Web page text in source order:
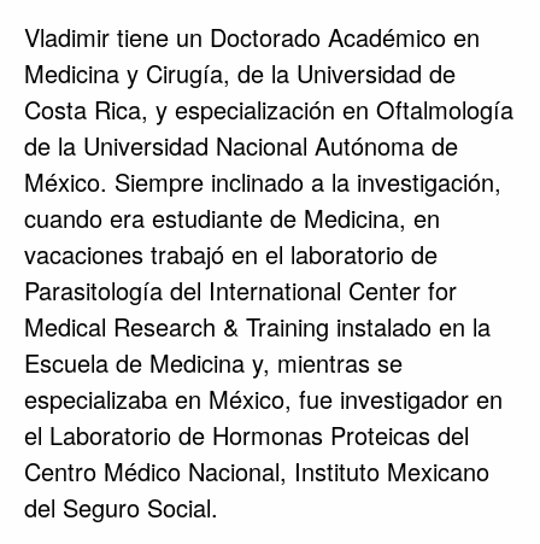
Vladimir tiene un Doctorado Académico en
Medicina y Cirugía, de la Universidad de
Costa Rica, y especialización en Oftalmología
de la Universidad Nacional Autónoma de
México. Siempre inclinado a la investigación,
cuando era estudiante de Medicina, en
vacaciones trabajó en el laboratorio de
Parasitología del International Center for
Medical Research & Training instalado en la
Escuela de Medicina y, mientras se
especializaba en México, fue investigador en
el Laboratorio de Hormonas Proteicas del
Centro Médico Nacional, Instituto Mexicano
del Seguro Social.